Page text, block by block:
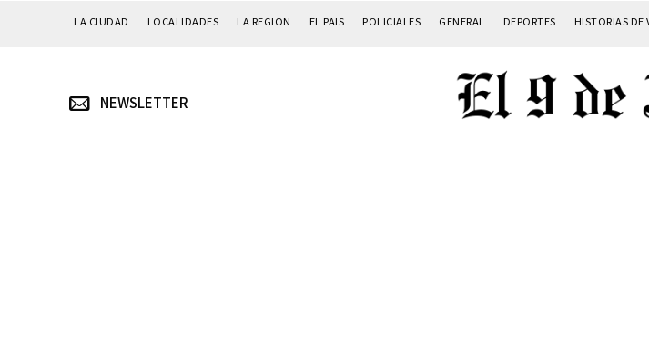
LA CIUDAD LOCALIDADES LA REGION EL PAIS POLICIALES GENERAL DEPORTES HISTORIAS DE
NEWSLETTER